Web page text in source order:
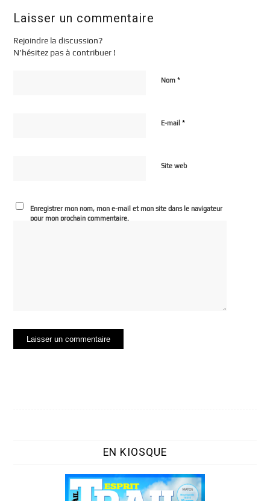
Laisser un commentaire
Rejoindre la discussion?
N’hésitez pas à contribuer !
Nom*
E-mail*
Site web
Enregistrer mon nom, mon e-mail et mon site dans le navigateur
pour mon prochain commentaire.
EN KIOSQUE